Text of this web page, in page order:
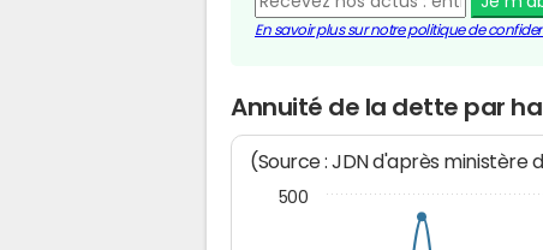
En savoir plus sur notre politique de
Annuité de la dette par
(Source : JDN d'après ministère
500